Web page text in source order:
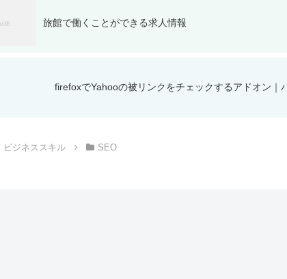
旅館で働くことができる求人情報
firefoxでYahooの被リンクをチェックするアドオン｜
ビジネススキル SEO